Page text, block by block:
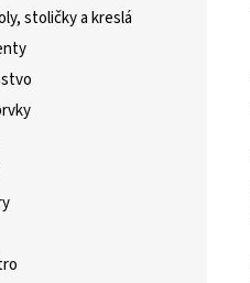
stoličky a kreslá